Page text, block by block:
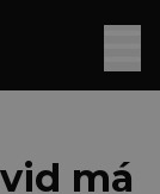
má